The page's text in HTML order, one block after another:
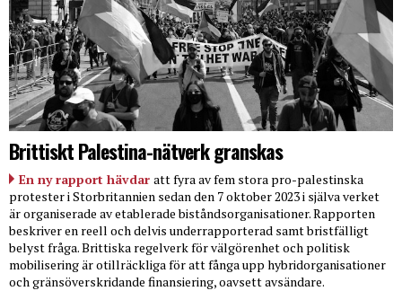
Brittiskt Palestina-nätverk granskas
En ny rapport hävdar att fyra av fem stora pro-palestinska
protester i Storbritannien sedan den 7 oktober 2023 i själva verket
är organiserade av etablerade biståndsorganisationer. Rapporten
beskriver en reell och delvis underrapporterad samt bristfälligt
belyst fråga. Brittiska regelverk för välgörenhet och politisk
mobilisering är otillräckliga för att fånga upp hybridorganisationer
och gränsöverskridande finansiering, oavsett avsändare.